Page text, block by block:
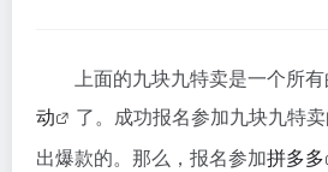
上面的九块九特卖是一个所
动
了。成功报名参加九块九特
出爆款的。那么，报名参加拼多多